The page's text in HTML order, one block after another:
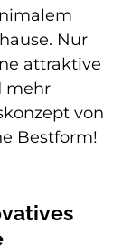
Nur
attraktive
mehr
von
Bestform!